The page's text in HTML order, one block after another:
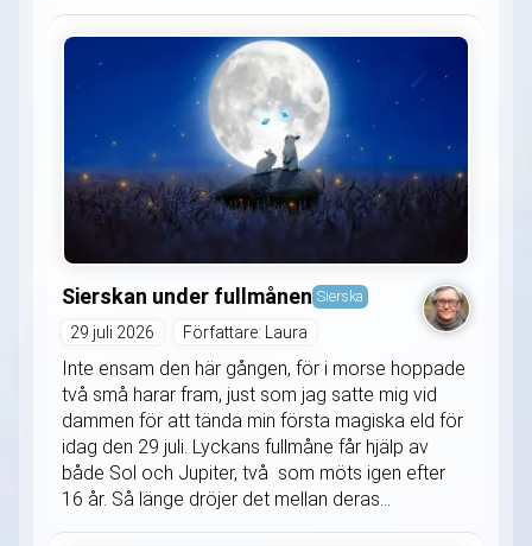
Sierskan under fullmånen Sierska
29 juli 2026 Författare: Laura
Inte ensam den här gången, för i morse hoppade
två små harar fram, just som jag satte mig vid
dammen för att tända min första magiska eld för
idag den 29 juli. Lyckans fullmåne får hjälp av
både Sol och Jupiter, två som möts igen efter
16 år. Så länge dröjer det mellan deras...